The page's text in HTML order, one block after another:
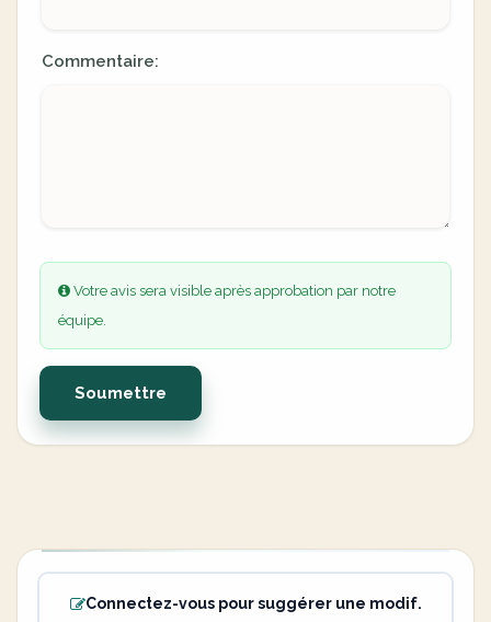
Commentaire:
Votre avis sera visible après approbation par notre
équipe.
Soumettre
Connectez-vous pour suggérer une modif.